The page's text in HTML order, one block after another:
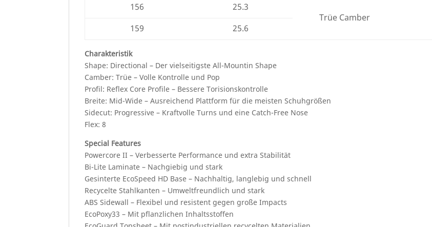
156
25.3
Trüe Camber
159
25.6
Charakteristik
Shape: Directional – Der vielseitigste All-Mountin Shape
Camber: Trüe – Volle Kontrolle und Pop
Profil: Reflex Core Profile – Bessere Torisionskontrolle
Breite: Mid-Wide – Ausreichend Plattform für die meisten Schuhgrößen
Sidecut: Progressive – Kraftvolle Turns und eine Catch-Free Nose
Flex: 8
Special Features
Powercore II – Verbesserte Performance und extra Stabilität
Bi-Lite Laminate – Nachgiebig und stark
Gesinterte EcoSpeed HD Base – Nachhaltig, langlebig und schnell
Recycelte Stahlkanten – Umweltfreundlich und stark
ABS Sidewall – Flexibel und resistent gegen große Impacts
EcoPoxy33 – Mit pflanzlichen Inhaltsstoffen